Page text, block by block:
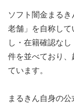
ソフト闇金まる
老舗」を自称し
し・在籍確認な
件を並べており、
ています。
まるきん自身の